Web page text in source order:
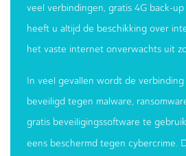
veel verbindingen, gratis 4G back-
heeft u altijd de beschikking over
het vaste internet onverwachts uit
In veel gevallen wordt de verbinding
beveiligd tegen malware,
gratis beveiligingssoftware te
eens beschermd tegen cybercrime.